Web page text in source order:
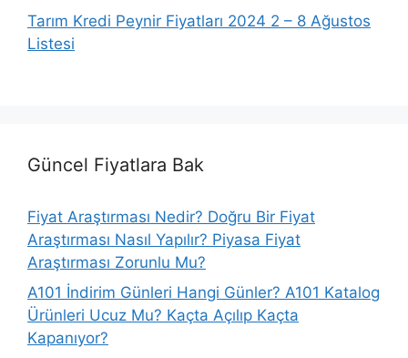
Tarım Kredi Peynir Fiyatları 2024 2 – 8 Ağustos
Listesi
Güncel Fiyatlara Bak
Fiyat Araştırması Nedir? Doğru Bir Fiyat
Araştırması Nasıl Yapılır? Piyasa Fiyat
Araştırması Zorunlu Mu?
A101 İndirim Günleri Hangi Günler? A101 Katalog
Ürünleri Ucuz Mu? Kaçta Açılıp Kaçta
Kapanıyor?